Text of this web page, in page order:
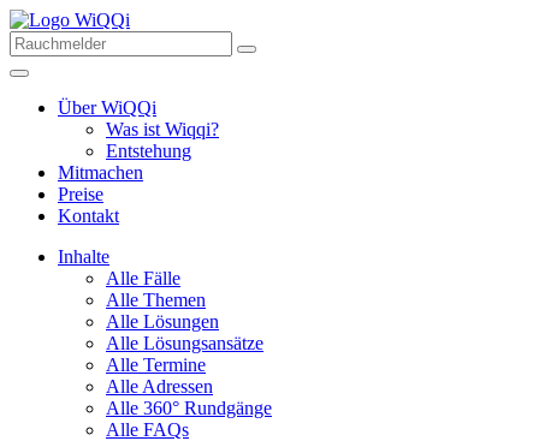
Über WiQQi
Was ist Wiqqi?
Entstehung
Mitmachen
Preise
Kontakt
Inhalte
Alle Fälle
Alle Themen
Alle Lösungen
Alle Lösungsansätze
Alle Termine
Alle Adressen
Alle 360° Rundgänge
Alle FAQs